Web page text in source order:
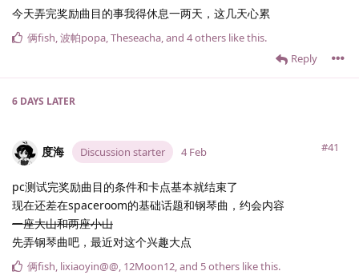
今天弄完奖励曲目的事我得休息一两天，这几天心累
Reply
俩fish,波帕popa,Theseacha, and 4others like this.
6 DAYS LATER
度海 Discussion starter #41
4 Feb
pc测试完奖励曲目的条件和卡点基本就结束了
现在还差在spaceroom的基础话题和钢琴曲，约会内容
一座大山和两座小山
先弄钢琴曲吧，最近对这个兴趣大点
俩fish, lixiaoyin@@, 12Moon12, and 5others like this.